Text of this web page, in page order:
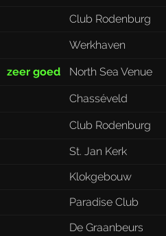
Club Rodenburg
Werkhaven
zeer goed North Sea Venue
Chasséveld
Club Rodenburg
St. Jan Kerk
Klokgebouw
Paradise Club
De Graanbeurs